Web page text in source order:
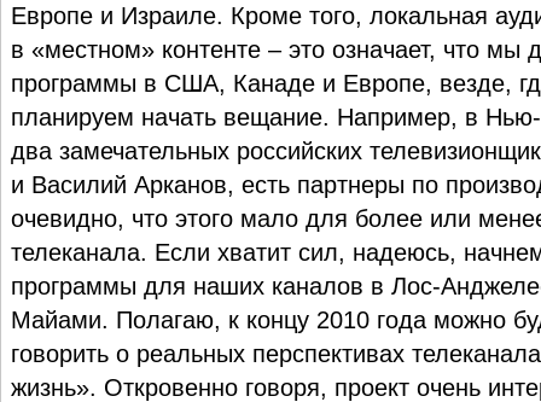
Европе и Израиле. Кроме того, локальная
в «местном» контенте – это означает, что мы
программы в США, Канаде и Европе, везде,
планируем начать вещание. Например, в
два замечательных российских
и Василий Арканов, есть партнеры по
очевидно, что этого мало для более или
телеканала. Если хватит сил, надеюсь,
программы для наших каналов в Лос-
Майами. Полагаю, к концу 2010 года можно
говорить о реальных перспективах
жизнь». Откровенно говоря, проект очень